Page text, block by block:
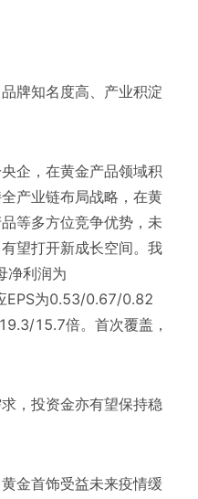
牌知名度高、产业积淀
企，在黄金产品领域积
产业链布局战略，在黄
等多方位竞争优势，未
望打开新成长空间。我
净利润为
EPS为0.53/0.67/0.82
15.7倍。首次覆盖，
，投资金亦有望保持稳
金首饰受益未来疫情缓